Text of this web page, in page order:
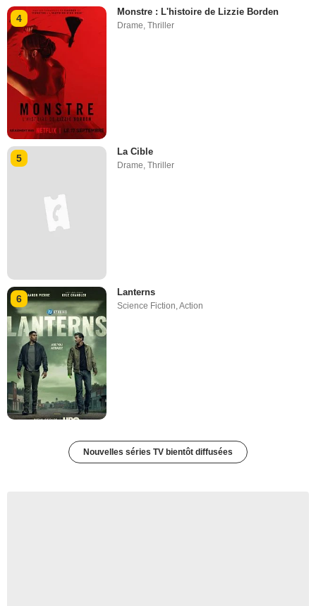
4
Monstre : L'histoire de Lizzie Borden
Drame,Thriller
5
La Cible
Drame,Thriller
6
Lanterns
Science Fiction ,Action
Nouvelles séries TV bientôt diffusées